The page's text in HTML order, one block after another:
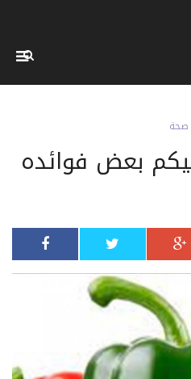
صحة
بعض فوائده